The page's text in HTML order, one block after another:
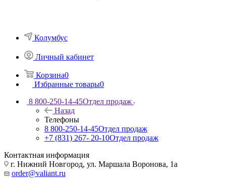
Колумбус
Личный кабинет
Корзина0
Избранные товары0
8 800-250-14-45Отдел продаж
Назад
Телефоны
8 800-250-14-45Отдел продаж
+7 (831) 267- 20-10Отдел продаж
Контактная информация
г. Нижний Новгород, ул. Маршала Воронова, 1а
order@valiant.ru